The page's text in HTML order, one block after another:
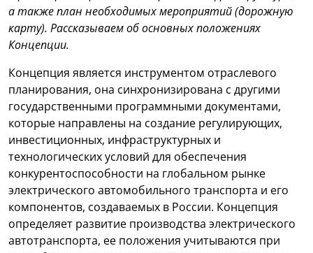
а также план необходимых мероприятий (дорожную
карту). Рассказываем об основных положениях
Концепции.
Концепция является инструментом отраслевого
планирования, она синхронизирована с другими
государственными программными документами,
которые направлены на создание регулирующих,
инвестиционных, инфраструктурных и
технологических условий для обеспечения
конкурентоспособности на глобальном рынке
электрического автомобильного транспорта и его
компонентов, создаваемых в России. Концепция
определяет развитие производства электрического
автотранспорта, ее положения учитываются при